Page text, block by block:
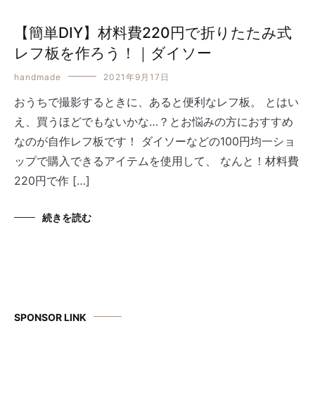
【簡単DIY】材料費220円で折りたたみ式
レフ板を作ろう！｜ダイソー
handmade 2021年9月17日
おうちで撮影するときに、あると便利なレフ板。 とはい
え、買うほどでもないかな…？とお悩みの方におすすめ
なのが自作レフ板です！ ダイソーなどの100円均一ショ
ップで購入できるアイテムを使用して、 なんと！材料費
220円で作 […]
続きを読む
SPONSOR LINK